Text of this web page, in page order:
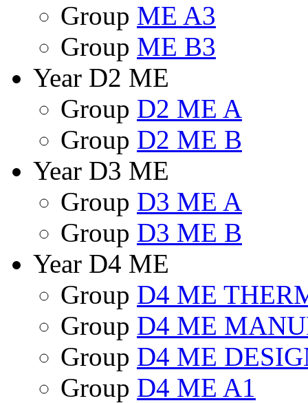
Group ME A3
Group ME B3
Year D2 ME
Group D2 ME A
Group D2 ME B
Year D3 ME
Group D3 ME A
Group D3 ME B
Year D4 ME
Group D4 ME
Group D4 ME
Group D4 ME
Group D4 ME A1